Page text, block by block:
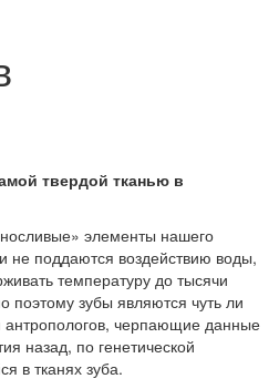
твердой тканью в
элементы нашего
не поддаются воздействию воды,
температуру до тысячи
поэтому зубы являются чуть ли
черпающие данные
назад, по генетической
в тканях зуба.